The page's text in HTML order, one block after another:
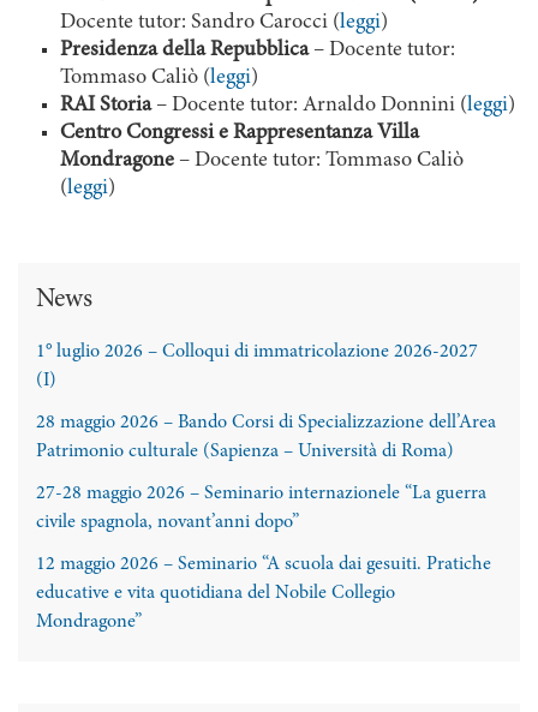
Docente tutor: Sandro Carocci (leggi)
Presidenza della Repubblica– Docente tutor:
Tommaso Caliò (leggi)
RAI Storia – Docente tutor: Arnaldo Donnini (leggi)
Centro Congressi e Rappresentanza Villa
Mondragone – Docente tutor: Tommaso Caliò
(leggi)
News
1° luglio 2026 – Colloqui di immatricolazione 2026-2027
(I)
28 maggio 2026 – Bando Corsi di Specializzazione dell’Area
Patrimonio culturale (Sapienza – Università di Roma)
27-28 maggio 2026 – Seminario internazionele “La guerra
civile spagnola, novant’anni dopo”
12 maggio 2026 – Seminario “A scuola dai gesuiti. Pratiche
educative e vita quotidiana del Nobile Collegio
Mondragone”